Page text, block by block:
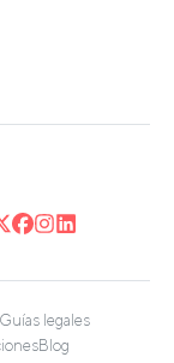
Guías legales
Blog